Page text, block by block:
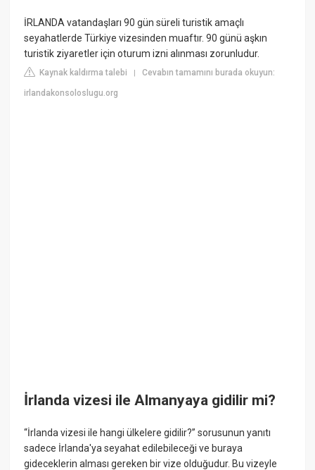
İRLANDA vatandaşları 90 gün süreli turistik amaçlı
seyahatlerde Türkiye vizesinden muaftır. 90 günü aşkın
turistik ziyaretler için oturum izni alınması zorunludur.
Kaynak kaldırma talebi |Cevabın tamamını burada okuyun:
irlandakonsoloslugu.org
İrlanda vizesi ile Almanyaya gidilir mi?
“İrlanda vizesi ile hangi ülkelere gidilir?” sorusunun yanıtı
sadece İrlanda'ya seyahat edilebileceği ve buraya
gideceklerin alması gereken bir vize olduğudur. Bu vizeyle